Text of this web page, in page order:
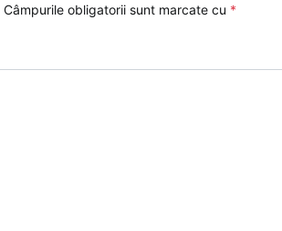
Câmpurile obligatorii sunt marcate cu *